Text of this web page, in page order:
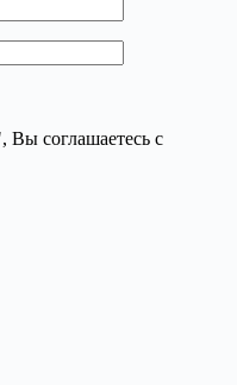
соглашаетесь с